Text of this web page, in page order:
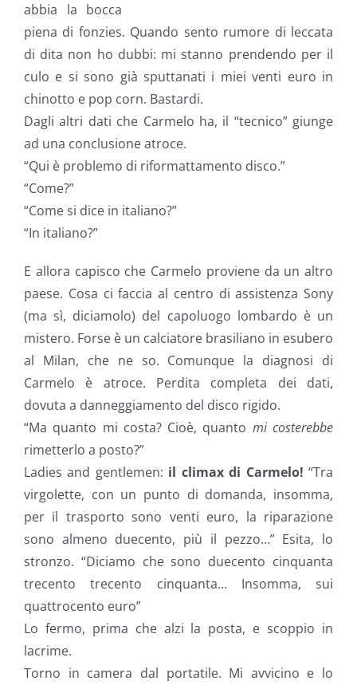
abbia la bocca
piena di fonzies. Quando sento rumore di leccata
di dita non ho dubbi: mi stanno prendendo per il
culo e si sono già sputtanati i miei venti euro in
chinotto e pop corn. Bastardi.
Dagli altri dati che Carmelo ha, il “tecnico” giunge
ad una conclusione atroce.
“Qui è problemo di riformattamento disco.”
“Come?”
“Come si dice in italiano?”
“In italiano?”
E allora capisco che Carmelo proviene da un altro
paese. Cosa ci faccia al centro di assistenza Sony
(ma sì, diciamolo) del capoluogo lombardo è un
mistero. Forse è un calciatore brasiliano in esubero
al Milan, che ne so. Comunque la diagnosi di
Carmelo è atroce. Perdita completa dei dati,
dovuta a danneggiamento del disco rigido.
“Ma quanto mi costa? Cioè, quanto mi costerebbe
rimetterlo a posto?”
Ladies and gentlemen: il climax di Carmelo!“Tra
virgolette, con un punto di domanda, insomma,
per il trasporto sono venti euro, la riparazione
sono almeno duecento, più il pezzo…” Esita, lo
stronzo. “Diciamo che sono duecento cinquanta
trecento trecento cinquanta… Insomma, sui
quattrocento euro”
Lo fermo, prima che alzi la posta, e scoppio in
lacrime.
Torno in camera dal portatile. Mi avvicino e lo